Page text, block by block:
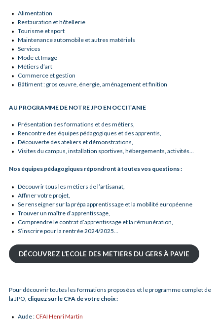
Alimentation
Restauration et hôtellerie
Tourisme et sport
Maintenance automobile et autres matériels
Services
Mode et Image
Métiers d’art
Commerce et gestion
Bâtiment : gros œuvre, énergie, aménagement et finition
AU PROGRAMME DE NOTRE JPO EN OCCITANIE
Présentation des formations et des métiers,
Rencontre des équipes pédagogiques et des apprentis,
Découverte des ateliers et démonstrations,
Visites du campus, installation sportives, hébergements, activités…
Nos équipes pédagogiques répondront à toutes vos questions :
Découvrir tous les métiers de l’artisanat,
Affiner votre projet,
Se renseigner sur la prépa apprentissage et la mobilité européenne
Trouver un maître d’apprentissage,
Comprendre le contrat d’apprentissage et la rémunération,
S’inscrire pour la rentrée 2024/2025…
DÉCOUVREZ L’ECOLE DES METIERS DU GERS À PAVIE
Pour découvrir toutes les formations proposées et le programme complet de
la JPO, cliquez sur le CFA de votre choix :
Aude : CFAI Henri Martin